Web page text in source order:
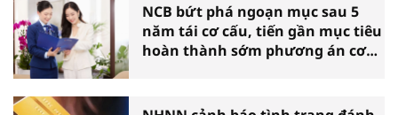
NCB bứt phá ngoạn mục sau 5
năm tái cơ cấu, tiến gần mục tiêu
hoàn thành sớm phương án cơ